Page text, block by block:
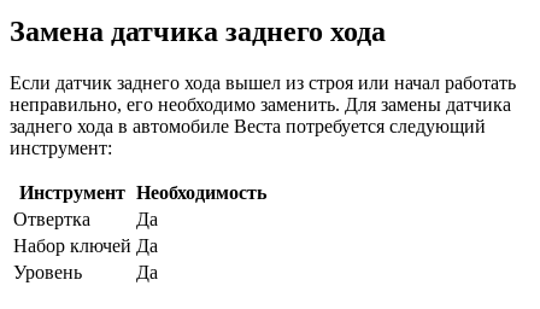
Замена датчика заднего хода
Если датчик заднего хода вышел из строя или начал работать
неправильно, его необходимо заменить. Для замены датчика
заднего хода в автомобиле Веста потребуется следующий
инструмент:
Инструмент Необходимость
Отвертка
Да
Набор ключей Да
Уровень
Да